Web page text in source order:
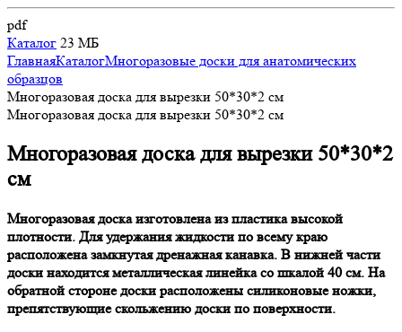
pdf
Каталог 23 МБ
ГлавнаяКаталогМногоразовые доски для анатомических
образцов
Многоразовая доска для вырезки 50*30*2 см
Многоразовая доска для вырезки 50*30*2 см
Многоразовая доска для вырезки 50*30*2
см
Многоразовая доска изготовлена из пластика высокой
плотности. Для удержания жидкости по всему краю
расположена замкнутая дренажная канавка. В нижней части
доски находится металлическая линейка со шкалой 40 см. На
обратной стороне доски расположены силиконовые ножки,
препятствующие скольжению доски по поверхности.